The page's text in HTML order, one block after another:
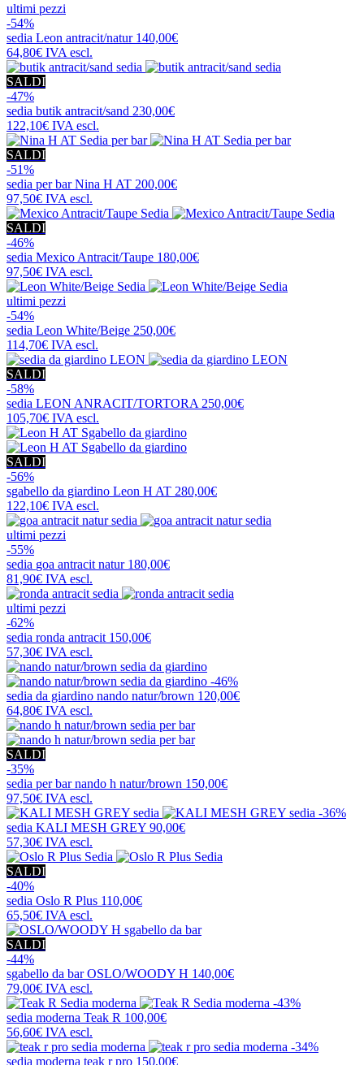
ultimi pezzi
-54%
sedia Leon antracit/natur 140,00€
64,80€ IVA escl.
SALDI
-47%
sedia butik antracit/sand 230,00€
122,10€ IVA escl.
SALDI
-51%
sedia per barNina H AT 200,00€
97,50€ IVA escl.
SALDI
-46%
sedia Mexico Antracit/Taupe 180,00€
97,50€ IVA escl.
ultimi pezzi
-54%
sedia Leon White/Beige 250,00€
114,70€ IVA escl.
SALDI
-58%
sedia LEON ANRACIT/TORTORA 250,00€
105,70€ IVA escl.
SALDI
-56%
sgabello da giardino Leon H AT 280,00€
122,10€ IVA escl.
ultimi pezzi
-55%
sedia goa antracit natur 180,00€
81,90€ IVA escl.
ultimi pezzi
-62%
sedia ronda antracit 150,00€
57,30€ IVA escl.
-46%
sedia da giardino nando natur/brown 120,00€
64,80€ IVA escl.
SALDI
-35%
sedia per barnando h natur/brown 150,00€
97,50€ IVA escl.
-36%
sedia KALI MESH GREY 90,00€
57,30€ IVA escl.
SALDI
-40%
sedia Oslo R Plus 110,00€
65,50€ IVA escl.
SALDI
-44%
sgabello da barOSLO/WOODY H 140,00€
79,00€ IVA escl.
-43%
sedia moderna Teak R 100,00€
56,60€ IVA escl.
-34%
sedia moderna teak r pro 150,00€